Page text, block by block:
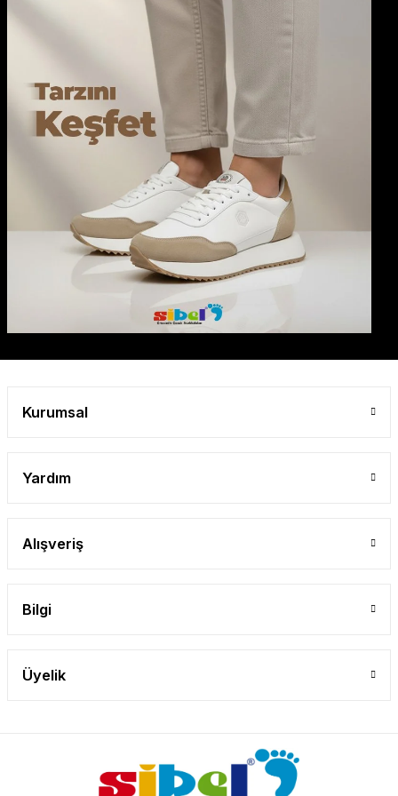
Gönder
Kurumsal
Yardım
Alışveriş
Bilgi
Üyelik